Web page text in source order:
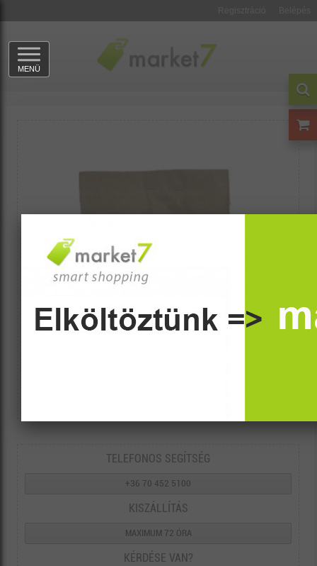
MENÜ
TELEFONOS SEGÍTSÉG
+36 70 452 5100
KISZÁLLÍTÁS
MAXIMUM 72 ÓRA
KÉRDÉSE VAN?